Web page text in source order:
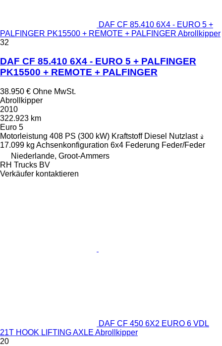
DAF CF 85.410 6X4 - EURO 5 +
PALFINGER PK15500 + REMOTE + PALFINGER Abrollkipper
32
DAF CF 85.410 6X4 - EURO 5 + PALFINGER
PK15500 + REMOTE + PALFINGER
38.950 € Ohne MwSt.
Abrollkipper
2010
322.923 km
Euro 5
Motorleistung 408 PS (300 kW) Kraftstoff Diesel Nutzlast
17.099 kg Achsenkonfiguration 6x4 Federung Feder/Feder
Niederlande, Groot-Ammers
RH Trucks BV
Verkäufer kontaktieren
DAF CF 450 6X2 EURO 6 VDL
21T HOOK LIFTING AXLE Abrollkipper
20